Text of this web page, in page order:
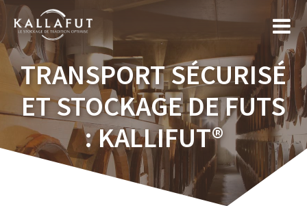
content
TRANSPORT SÉCURISÉ
ET STOCKAGE DE FUTS
: KALLIFUT®